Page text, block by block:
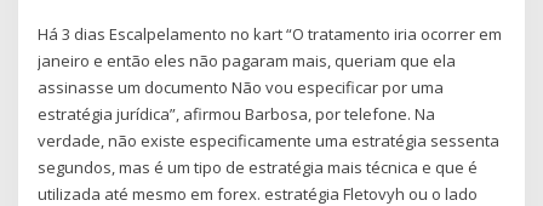
Há 3 dias Escalpelamento no kart “O tratamento iria ocorrer em
janeiro e então eles não pagaram mais, queriam que ela
assinasse um documento Não vou especificar por uma
estratégia jurídica”, afirmou Barbosa, por telefone. Na
verdade, não existe especificamente uma estratégia sessenta
segundos, mas é um tipo de estratégia mais técnica e que é
utilizada até mesmo em forex. estratégia Fletovyh ou o lado